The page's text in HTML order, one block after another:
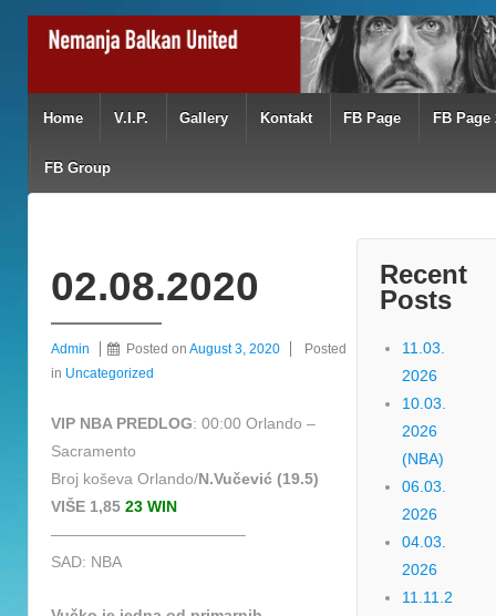
Home V.I.P. Gallery Kontakt FB Page FB Page
FB Group
02.08.2020
Admin Posted on August 3, 2020
Posted
in Uncategorized
VIP NBA PREDLOG: 00:00 Orlando –
Sacramento
Broj koševa Orlando/N.Vučević (19.5)
VIŠE 1,85 23 WIN
————————————–
SAD: NBA
Recent
Posts
11.03.
2026
10.03.
2026
(NBA)
06.03.
2026
04.03.
2026
11.11.2